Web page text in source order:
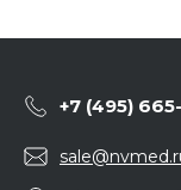
+7 (495)